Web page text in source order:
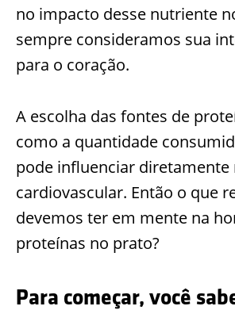
no impacto desse nutriente
sempre consideramos sua
para o coração.
A escolha das fontes de
como a quantidade
pode influenciar diretamente
cardiovascular. Então o que
devemos ter em mente na
proteínas no prato?
Para começar, você